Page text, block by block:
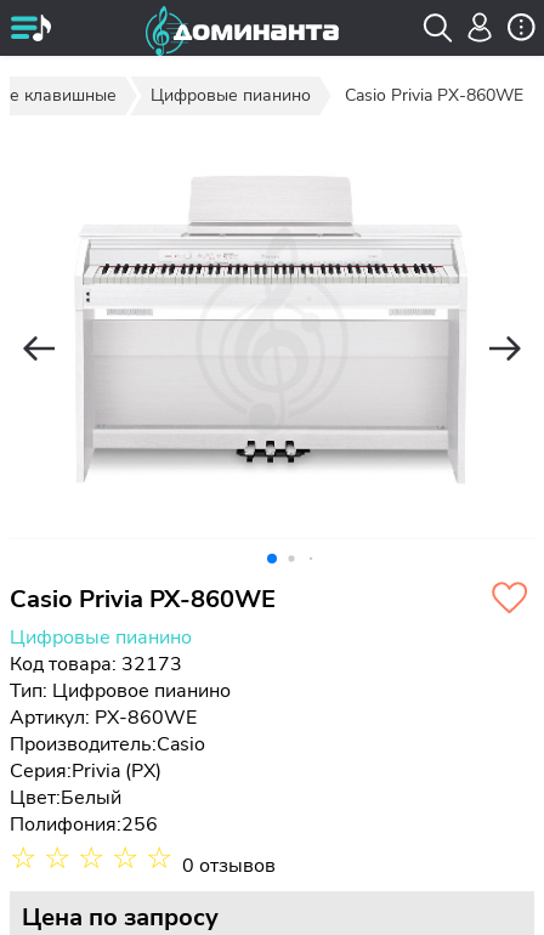
клавишные Цифровые пианино Casio Privia PX-860WE
Casio Privia PX-860WE
Цифровые пианино
Код товара: 32173
Тип: Цифровое пианино
Артикул: PX-860WE
Производитель:Casio
Серия:Privia (PX)
Цвет:Белый
Полифония:256
☆ ☆ ☆ ☆ ☆ 0 отзывов
Цена по запросу